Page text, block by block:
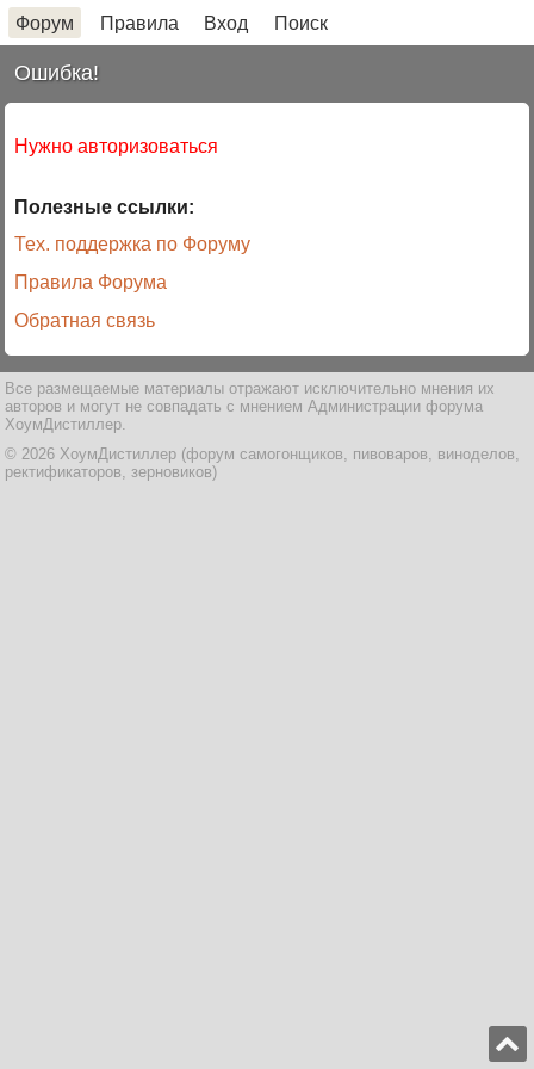
Форум Правила Вход Поиск
Ошибка!
Нужно авторизоваться
Полезные ссылки:
Тех. поддержка по Форуму
Правила Форума
Обратная связь
Все размещаемые материалы отражают исключительно мнения их
авторов и могут не совпадать с мнением Администрации форума
ХоумДистиллер.
© 2026 ХоумДистиллер (форум самогонщиков, пивоваров, виноделов,
ректификаторов, зерновиков)